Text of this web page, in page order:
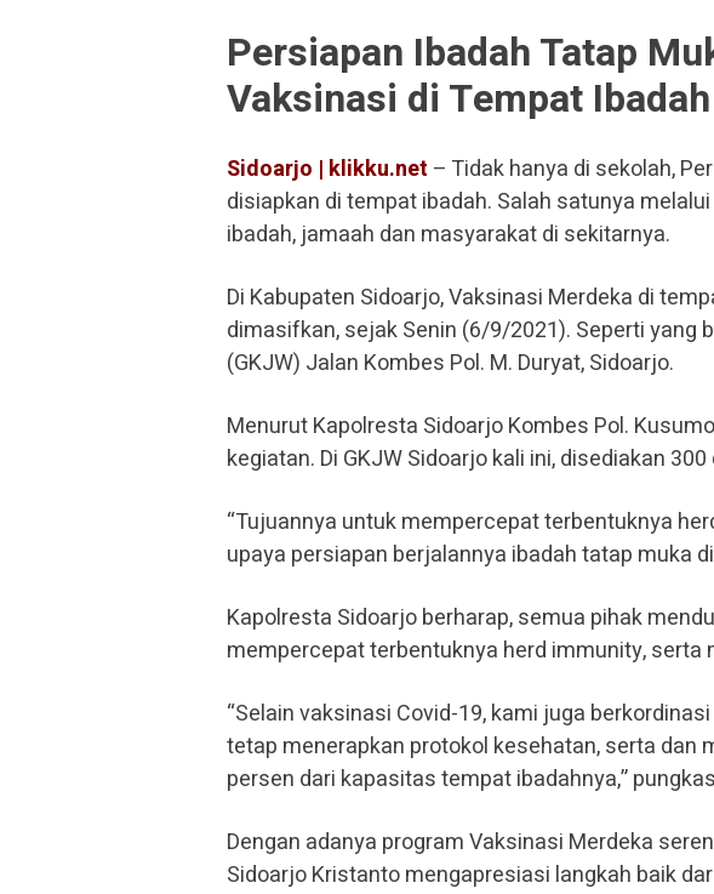
Persiapan Ibadah Tatap
Vaksinasi di Tempat Ibadah
Sidoarjo | klikku.net – Tidak hanya di sekolah,
disiapkan di tempat ibadah. Salah satunya
ibadah, jamaah dan masyarakat di sekitarnya.
Di Kabupaten Sidoarjo, Vaksinasi Merdeka di
dimasifkan, sejak Senin (6/9/2021). Seperti yang
(GKJW) Jalan Kombes Pol. M. Duryat, Sidoarjo.
Menurut Kapolresta Sidoarjo Kombes Pol.
kegiatan. Di GKJW Sidoarjo kali ini, disediakan
“Tujuannya untuk mempercepat terbentuknya
upaya persiapan berjalannya ibadah tatap muka
Kapolresta Sidoarjo berharap, semua pihak
mempercepat terbentuknya herd immunity,
“Selain vaksinasi Covid-19, kami juga
tetap menerapkan protokol kesehatan, serta dan
persen dari kapasitas tempat ibadahnya,”
Dengan adanya program Vaksinasi Merdeka
Sidoarjo Kristanto mengapresiasi langkah baik